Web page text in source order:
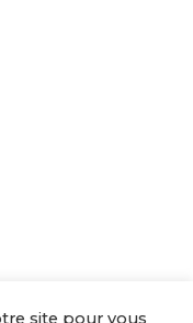
site pour vous